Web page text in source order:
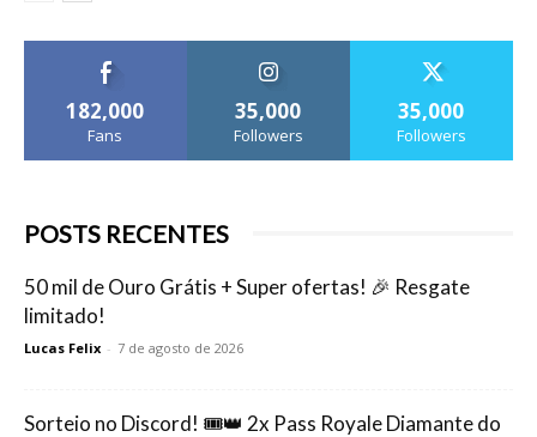
182,000
Fans
35,000
Followers
35,000
Followers
POSTS RECENTES
50 mil de Ouro Grátis + Super ofertas! 🎉 Resgate
limitado!
Lucas Felix - 7 de agosto de 2026
Sorteio no Discord! 🎟️👑 2x Pass Royale Diamante do